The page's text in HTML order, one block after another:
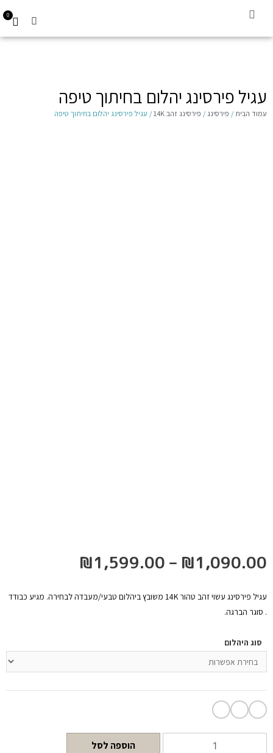
0
עגיל פירסינג יהלום בחיתוך טיפה
עמוד הבית/ פירסינג/ פירסינג זהב 14K / עגיל פירסינג יהלום בחיתוך טיפה
₪1,090.00
–
₪1,599.00
עגיל פירסינג עשוי זהב טהור 14K משובץ ביהלום טבעי/מעבדה לבחירה. מגיע כבודד
. סוגר הברגה.
סוג היהלום
הוספה לסל